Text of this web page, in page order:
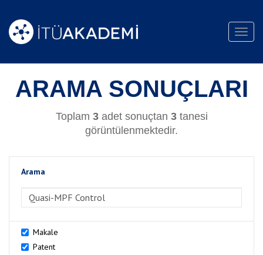
ARAMA SONUÇLARI
Toplam 3adet sonuçtan 3tanesi
görüntülenmektedir.
Arama
Makale
Patent